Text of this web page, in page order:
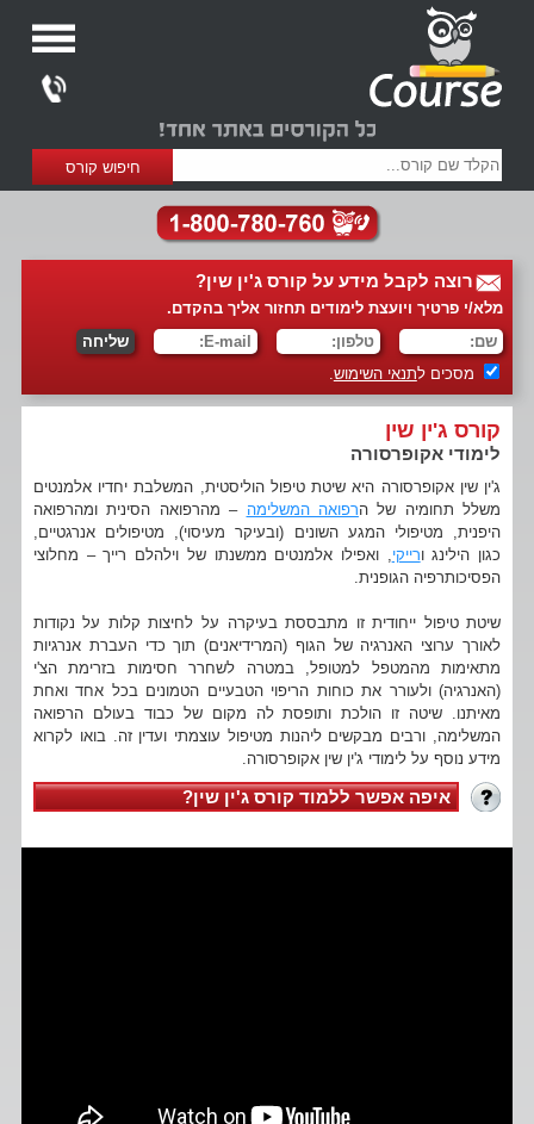
רוצה לקבל מידע על קורס ג'ין שין?
מלא/י פרטיך ויועצת לימודים תחזור אליך בהקדם.
מסכים לתנאי השימוש.
קורס ג'ין שין
לימודי אקופרסורה
ג'ין שין אקופרסורה היא שיטת טיפול הוליסטית, המשלבת יחדיו אלמנטים
משלל תחומיה של הרפואה המשלימה – מהרפואה הסינית ומהרפואה
היפנית, מטיפולי המגע השונים (ובעיקר מעיסוי), מטיפולים אנרגטיים,
כגון הילינג ורייקי, ואפילו אלמנטים ממשנתו של וילהלם רייך – מחלוצי
הפסיכותרפיה הגופנית.
שיטת טיפול ייחודית זו מתבססת בעיקרה על לחיצות קלות על נקודות
לאורך ערוצי האנרגיה של הגוף (המרידיאנים) תוך כדי העברת אנרגיות
מתאימות מהמטפל למטופל, במטרה לשחרר חסימות בזרימת הצ'י
(האנרגיה) ולעורר את כוחות הריפוי הטבעיים הטמונים בכל אחד ואחת
מאיתנו. שיטה זו הולכת ותופסת לה מקום של כבוד בעולם הרפואה
המשלימה, ורבים מבקשים ליהנות מטיפול עוצמתי ועדין זה. בואו לקרוא
מידע נוסף על לימודי ג'ין שין אקופרסורה.
איפה אפשר ללמוד קורס ג'ין שין?